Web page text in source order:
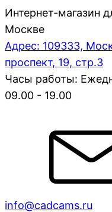
Интернет-магазин
Москве
Адрес: 109333,
проспект, 19, стр.3
Часы работы:
09.00 - 19.00
info@cadcams.ru